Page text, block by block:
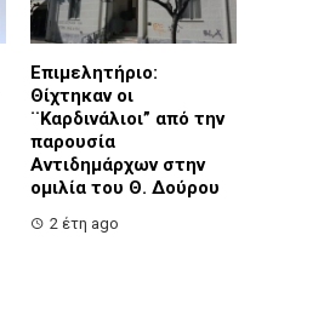
Επιμελητήριο:
Θίχτηκαν οι
¨Καρδινάλιοι” από την
παρουσία
Αντιδημάρχων στην
ομιλία του Θ. Δούρου
2 έτη ago